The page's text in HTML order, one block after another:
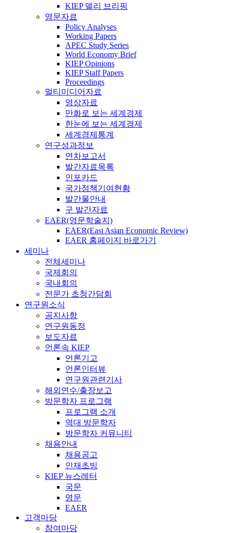
KIEP 델리 브리핑
영문자료
Policy Analyses
Working Papers
APEC Study Series
World Economy Brief
KIEP Opinions
KIEP Staff Papers
Proceedings
멀티미디어자료
영상자료
만화로 보는 세계경제
한눈에 보는 세계경제
세계경제통계
연구성과정보
연차보고서
발간자료목록
인포카드
국가정책기여현황
발간물안내
구 발간자료
EAER(영문학술지)
EAER(East Asian Economic Review)
EAER 홈페이지 바로가기
세미나
전체세미나
국제회의
국내회의
전문가 초청간담회
연구원소식
공지사항
연구원동정
보도자료
언론속 KIEP
언론기고
언론인터뷰
연구원관련기사
해외연수/출장보고
방문학자 프로그램
프로그램 소개
역대 방문학자
방문학자 커뮤니티
채용안내
채용공고
인재초빙
KIEP 뉴스레터
국문
영문
EAER
고객마당
참여마당